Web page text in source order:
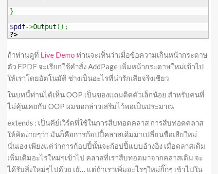
}
$pdf->Output ( ) ;
?>
ถ้าท่านดูที่ Live Demo ท่านจะเห็นว่าเมื่อข้อความเกินหน้ากระดาษ
ตัว FPDF จะเรียกใช้คำสั่ง AddPage เพิ่มหน้ากระดาษใหม่เข้าไป
ให้เราโดยอัตโนมัติ ช่างเป็นอะไรที่น่ารักเสียจริงเชียว
ในบทนี้ท่านได้เห็น OOP เป็นของแถมติดตัวเล็กน้อย สำหรับคนที่
ไม่คุ้นเคยกับ OOP ผมขอกล่าวเสริมไว้พอเป็นประมาณ
extends : เป็นคีย์เวิร์ดที่ใช้ในการสืบทอดคลาส การสืบทอดคลาส
ให้คิดง่ายๆว่า มันก็คือการก้อปปี้คลาสเดิมมาเปลี่ยนชื่อเสียใหม่
นั่นเอง เพียงแต่ว่าการก้อปปี้นั้นจะก้อปปี้แบบอ้างอิง เมื่อคลาสเดิม
เพิ่มเติมอะไรใหม่ๆเข้าไป คลาสที่เราสืบทอดมาจากคลาสเดิม จะ
ได้รับสิ่งใหม่ๆไปด้วย เย้… แต่ถ้าเราเพิ่มอะไรๆใหม่กิ๊กๆ เข้าไปใน